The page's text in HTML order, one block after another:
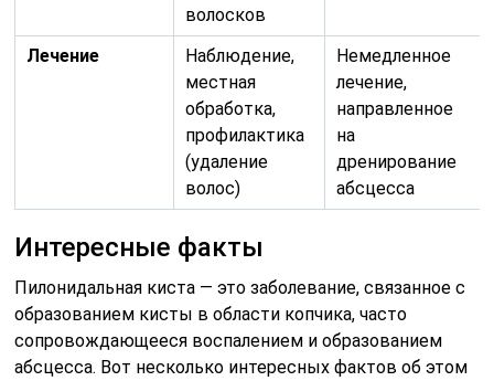
волосков
Лечение
Наблюдение,
местная
обработка,
профилактика
(удаление
волос)
Немедленное
лечение,
направленное
на
дренирование
абсцесса
Интересные факты
Пилонидальная киста — это заболевание, связанное с
образованием кисты в области копчика, часто
сопровождающееся воспалением и образованием
абсцесса. Вот несколько интересных фактов об этом